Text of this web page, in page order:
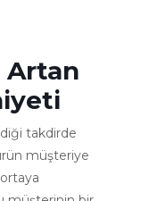
Artan
takdirde
müşteriye